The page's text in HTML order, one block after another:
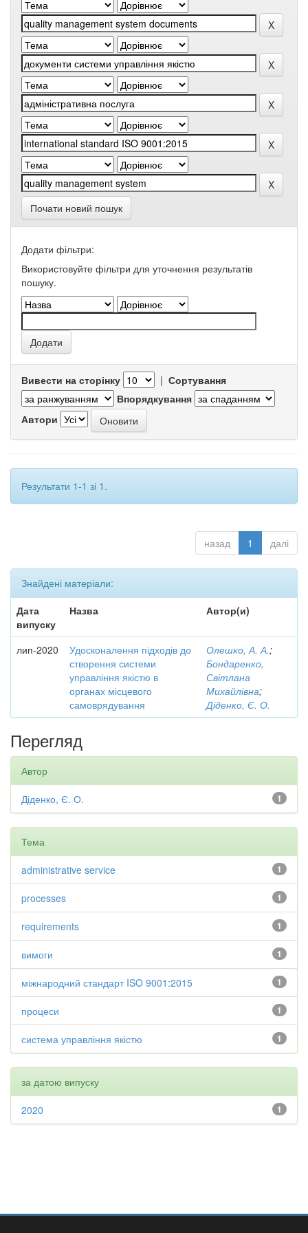
Почати новий пошук
Додати фільтри:
Використовуйте фільтри для уточнення результатів
пошуку.
Вивести на сторінку | Сортування
Впорядкування
Автори
Результати 1-1 зі 1.
назад 1 далі
Знайдені матеріали:
Дата
випуску
Назва Автор(и)
лип-2020
Удосконалення підходів до
створення системи
управління якістю в
органах місцевого
самоврядування
Олешко, А. А.;
Бондаренко,
Світлана
Михайлівна;
Діденко, Є. О.
Перегляд
Автор
1
Діденко, Є. О.
Тема
1
administrative service
1
processes
1
requirements
1
вимоги
1
міжнародний стандарт ISO 9001:2015
1
процеси
1
система управління якістю
за датою випуску
1
2020